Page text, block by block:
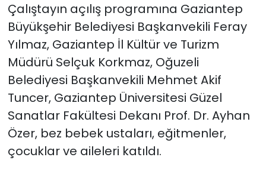
Çalıştayın açılış programına Gaziantep
Büyükşehir Belediyesi Başkanvekili Feray
Yılmaz, Gaziantep İl Kültür ve Turizm
Müdürü Selçuk Korkmaz, Oğuzeli
Belediyesi Başkanvekili Mehmet Akif
Tuncer, Gaziantep Üniversitesi Güzel
Sanatlar Fakültesi Dekanı Prof. Dr. Ayhan
Özer, bez bebek ustaları, eğitmenler,
çocuklar ve aileleri katıldı.